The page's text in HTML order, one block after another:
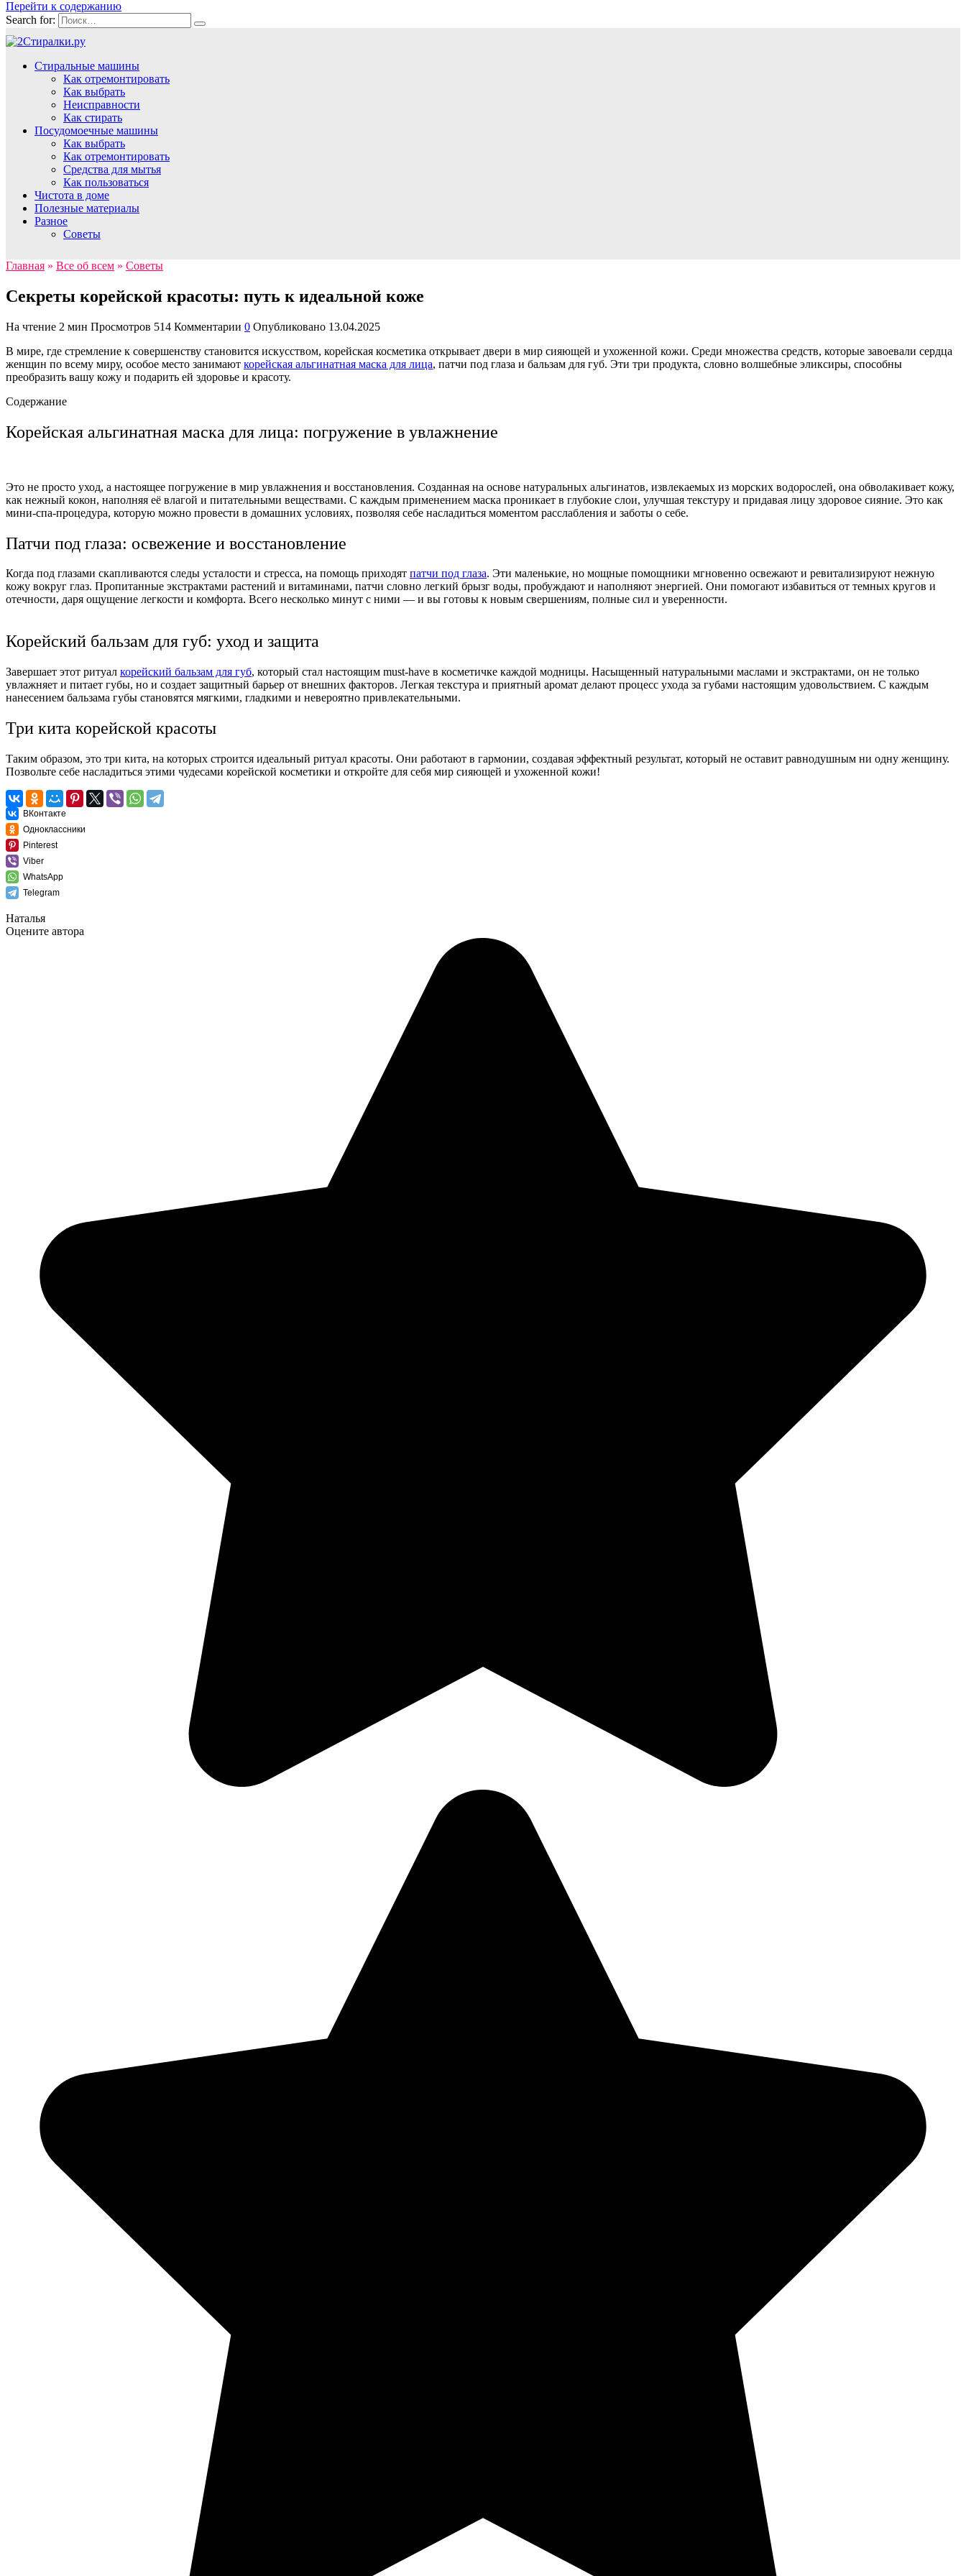
Перейти к содержанию
Search for:
Стиральные машины
Как отремонтировать
Как выбрать
Неисправности
Как стирать
Посудомоечные машины
Как выбрать
Как отремонтировать
Средства для мытья
Как пользоваться
Чистота в доме
Полезные материалы
Разное
Советы
Главная » Все об всем » Советы
Секреты корейской красоты: путь к идеальной коже
На чтение 2 мин Просмотров 514 Комментарии 0 Опубликовано 13.04.2025
В мире, где стремление к совершенству становится искусством, корейская косметика открывает двери в мир сияющей и ухоженной кожи. Среди множества средств, которые завоевали сердца
женщин по всему миру, особое место занимают корейская альгинатная маска для лица, патчи под глаза и бальзам для губ. Эти три продукта, словно волшебные эликсиры, способны
преобразить вашу кожу и подарить ей здоровье и красоту.
Содержание
Корейская альгинатная маска для лица: погружение в увлажнение
Это не просто уход, а настоящее погружение в мир увлажнения и восстановления. Созданная на основе натуральных альгинатов, извлекаемых из морских водорослей, она обволакивает кожу,
как нежный кокон, наполняя её влагой и питательными веществами. С каждым применением маска проникает в глубокие слои, улучшая текстуру и придавая лицу здоровое сияние. Это как
мини-спа-процедура, которую можно провести в домашних условиях, позволяя себе насладиться моментом расслабления и заботы о себе.
Патчи под глаза: освежение и восстановление
Когда под глазами скапливаются следы усталости и стресса, на помощь приходят патчи под глаза. Эти маленькие, но мощные помощники мгновенно освежают и ревитализируют нежную
кожу вокруг глаз. Пропитанные экстрактами растений и витаминами, патчи словно легкий брызг воды, пробуждают и наполняют энергией. Они помогают избавиться от темных кругов и
отечности, даря ощущение легкости и комфорта. Всего несколько минут с ними — и вы готовы к новым свершениям, полные сил и уверенности.
Корейский бальзам для губ: уход и защита
Завершает этот ритуал корейский бальзам для губ, который стал настоящим must-have в косметичке каждой модницы. Насыщенный натуральными маслами и экстрактами, он не только
увлажняет и питает губы, но и создает защитный барьер от внешних факторов. Легкая текстура и приятный аромат делают процесс ухода за губами настоящим удовольствием. С каждым
нанесением бальзама губы становятся мягкими, гладкими и невероятно привлекательными.
Три кита корейской красоты
Таким образом, это три кита, на которых строится идеальный ритуал красоты. Они работают в гармонии, создавая эффектный результат, который не оставит равнодушным ни одну женщину.
Позвольте себе насладиться этими чудесами корейской косметики и откройте для себя мир сияющей и ухоженной кожи!
ВКонтакте
Одноклассники
Pinterest
Viber
WhatsApp
Telegram
Наталья
Оцените автора